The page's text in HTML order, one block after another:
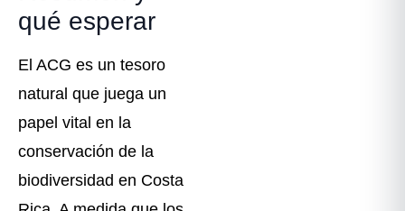
qué esperar
El ACG es un tesoro
natural que juega un
papel vital en la
conservación de la
biodiversidad en Costa